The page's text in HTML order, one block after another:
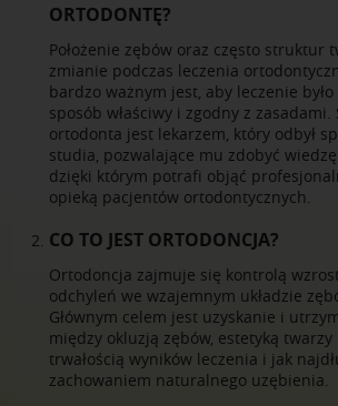
ORTODONTĘ?
Położenie zębów oraz często struktur
zmianie podczas leczenia
bardzo ważnym jest, aby leczenie
sposób właściwy i zgodny z zasadami.
ortodonta jest lekarzem, który odbył
studia, pozwalające mu zdobyć
dzięki którym potrafi objąć
opieką pacjentów ortodontycznych.
CO TO JEST ORTODONCJA?
Ortodoncja zajmuje się kontrolą
odchyleń we wzajemnym układzie
Głównym celem jest uzyskanie i
między okluzją zębów, estetyką twarzy
trwałością wyników leczenia i jak
zachowaniem naturalnego uzębienia.